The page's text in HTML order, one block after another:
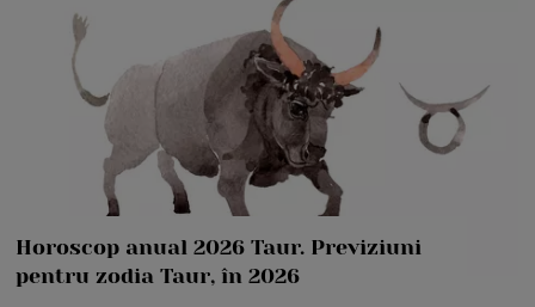
Horoscop anual 2026 Taur. Previziuni
pentru zodia Taur, în 2026